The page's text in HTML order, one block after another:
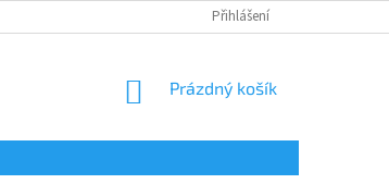
Přihlášení
NÁKUPNÍ
Prázdný košík